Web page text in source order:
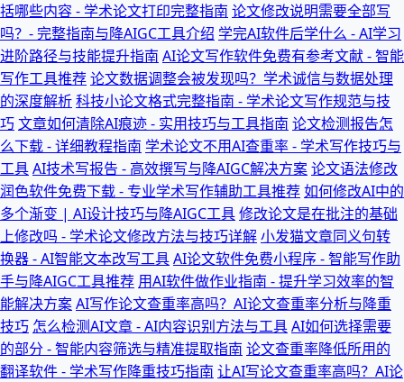
括哪些内容 - 学术论文打印完整指南 论文修改说明需要全部写
吗？- 完整指南与降AIGC工具介绍 学完AI软件后学什么 - AI学习
进阶路径与技能提升指南 AI论文写作软件免费有参考文献 - 智能
写作工具推荐论文数据调整会被发现吗？学术诚信与数据处理
的深度解析科技小论文格式完整指南 - 学术论文写作规范与技
巧文章如何清除AI痕迹 - 实用技巧与工具指南 论文检测报告怎
么下载 - 详细教程指南 学术论文不用AI查重率 - 学术写作技巧与
工具AI技术写报告 - 高效撰写与降AIGC解决方案论文语法修改
润色软件免费下载 - 专业学术写作辅助工具推荐如何修改AI中的
多个渐变 | AI设计技巧与降AIGC工具修改论文是在批注的基础
上修改吗 - 学术论文修改方法与技巧详解小发猫文章同义句转
换器 - AI智能文本改写工具AI论文软件免费小程序 - 智能写作助
手与降AIGC工具推荐 用AI软件做作业指南 - 提升学习效率的智
能解决方案AI写作论文查重率高吗？AI论文查重率分析与降重
技巧 怎么检测AI文章 - AI内容识别方法与工具AI如何选择需要
的部分 - 智能内容筛选与精准提取指南 论文查重率降低所用的
翻译软件 - 学术写作降重技巧指南 让AI写论文查重率高吗？AI论